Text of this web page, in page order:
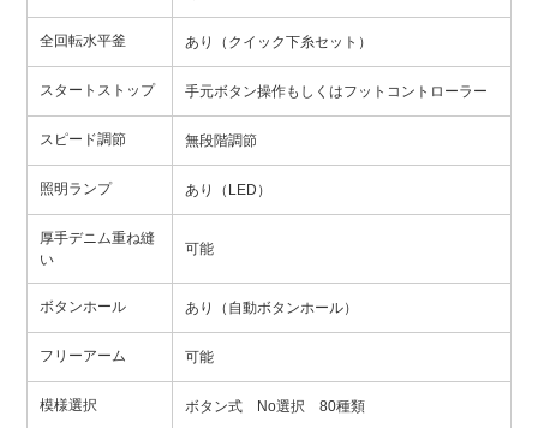
全回転水平釜 あり（クイック下糸セット）
スタートストップ 手元ボタン操作もしくはフットコントローラー
スピード調節 無段階調節
照明ランプ あり（LED）
厚手デニム重ね縫
い
可能
ボタンホール あり（自動ボタンホール）
フリーアーム 可能
模様選択 ボタン式 No選択 80種類